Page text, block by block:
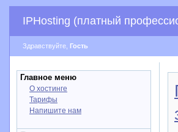
IPHosting (платный
Здравствуйте, Гость
Главное меню
О хостинге
Тарифы
Напишите нам